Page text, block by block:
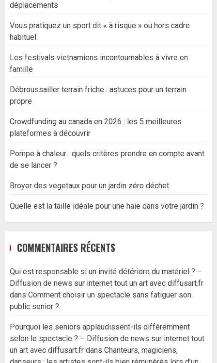
déplacements
Vous pratiquez un sport dit « à risque » ou hors cadre
habituel.
Les festivals vietnamiens incontournables à vivre en
famille
Débroussailler terrain friche : astuces pour un terrain
propre
Crowdfunding au canada en 2026 : les 5 meilleures
plateformes à découvrir
Pompe à chaleur : quels critères prendre en compte avant
de se lancer ?
Broyer des vegetaux pour un jardin zéro déchet
Quelle est la taille idéale pour une haie dans votre jardin ?
COMMENTAIRES RÉCENTS
Qui est responsable si un invité détériore du matériel ? –
Diffusion de news sur internet tout un art avec diffusart.fr
dans Comment choisir un spectacle sans fatiguer son
public senior ?
Pourquoi les seniors applaudissent-ils différemment
selon le spectacle ? – Diffusion de news sur internet tout
un art avec diffusart.fr dans Chanteurs, magiciens,